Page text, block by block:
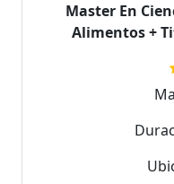
Master En
Alimentos +